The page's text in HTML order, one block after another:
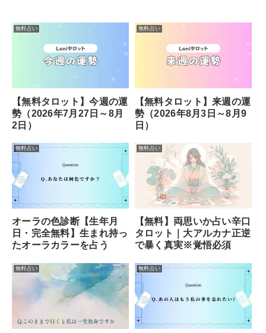
無料占い
【無料タロット】今週の運
勢（2026年7月27日～8月
2日）
無料占い
【無料タロット】来週の運
勢（2026年8月3日～8月9
日）
無料占い
オーラの色診断【生年月
日・完全無料】生まれ持っ
たオーラカラーを占う
無料占い
【無料】両思いか占い辛口
タロット｜大アルカナ正逆
で暴く真実※覚悟必須
無料占い 無料占い